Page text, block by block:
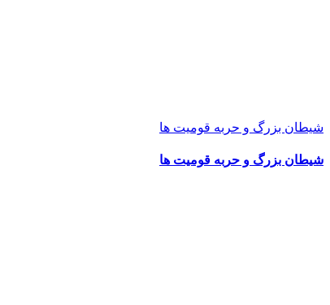
شیطان بزرگ و حربه قومیت ها
شیطان بزرگ و حربه قومیت ها